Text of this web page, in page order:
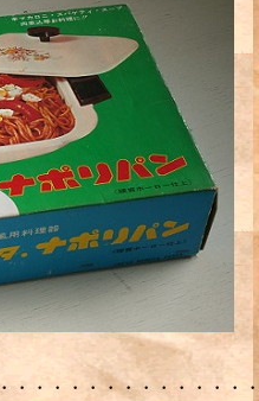
・・・・・・・・・・・・